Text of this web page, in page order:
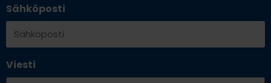
Sähköposti
Viesti